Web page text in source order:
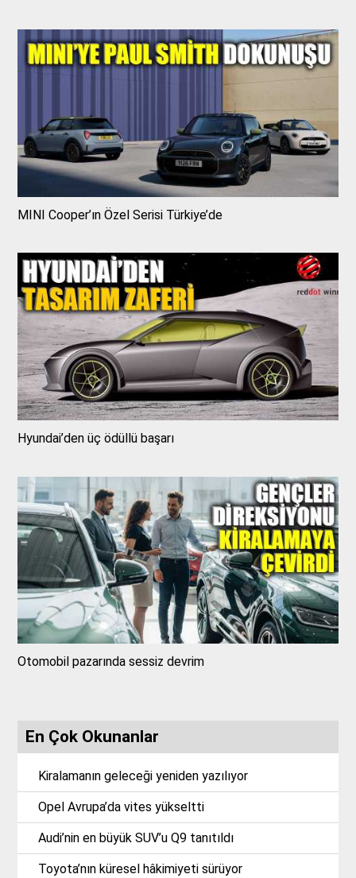
MINI Cooper’ın Özel Serisi Türkiye’de
Hyundai’den üç ödüllü başarı
Otomobil pazarında sessiz devrim
En Çok Okunanlar
Kiralamanın geleceği yeniden yazılıyor
Opel Avrupa’da vites yükseltti
Audi’nin en büyük SUV’u Q9 tanıtıldı
Toyota’nın küresel hâkimiyeti sürüyor